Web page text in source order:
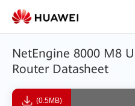
NetEngine 8000 M8
Router Datasheet
(0.5MB)